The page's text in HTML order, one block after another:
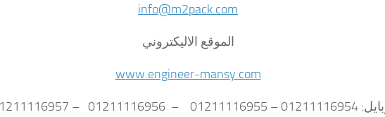
info@m2pack.com
الموقع الاليكتروني
www.engineer-mansy.com